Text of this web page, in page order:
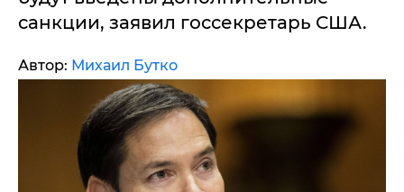
санкции, заявил госсекретарь США.
Автор: Михаил Бутко